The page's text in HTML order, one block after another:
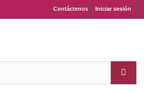
Iniciar sesión
Contáctenos